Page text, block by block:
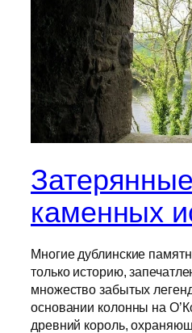
каменных
Многие дублинские
только историю,
множество забытых
основании колонны на
древний король,